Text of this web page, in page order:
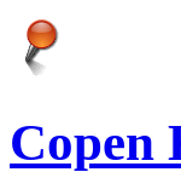
Copen